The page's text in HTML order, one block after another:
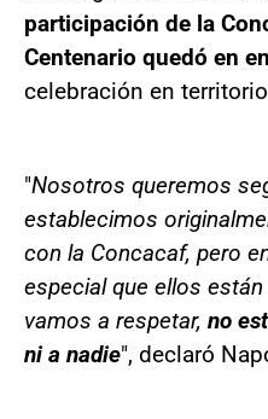
participación de la
Centenario quedó en
celebración en
"Nosotros queremos
establecimos
con la Concacaf, pero
especial que ellos
vamos a respetar, no
ni a nadie", declaró